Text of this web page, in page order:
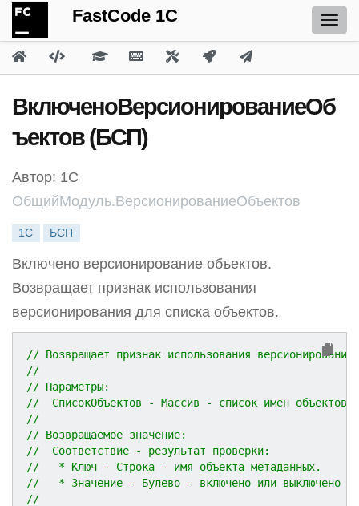
FastCode 1C
ВключеноВерсионированиеОб
ъектов (БСП)
Автор: 1С
ОбщийМодуль.ВерсионированиеОбъектов
1С БСП
Включено версионирование объектов.
Возвращает признак использования
версионирования для списка объектов.
// Возвращает признак использования
//
// Параметры:
//  СписокОбъектов - Массив - список имен объектов
//
// Возвращаемое значение:
//  Соответствие - результат проверки:
//   * Ключ - Строка - имя объекта метаданных.
//   * Значение - Булево - включено или выключено
//